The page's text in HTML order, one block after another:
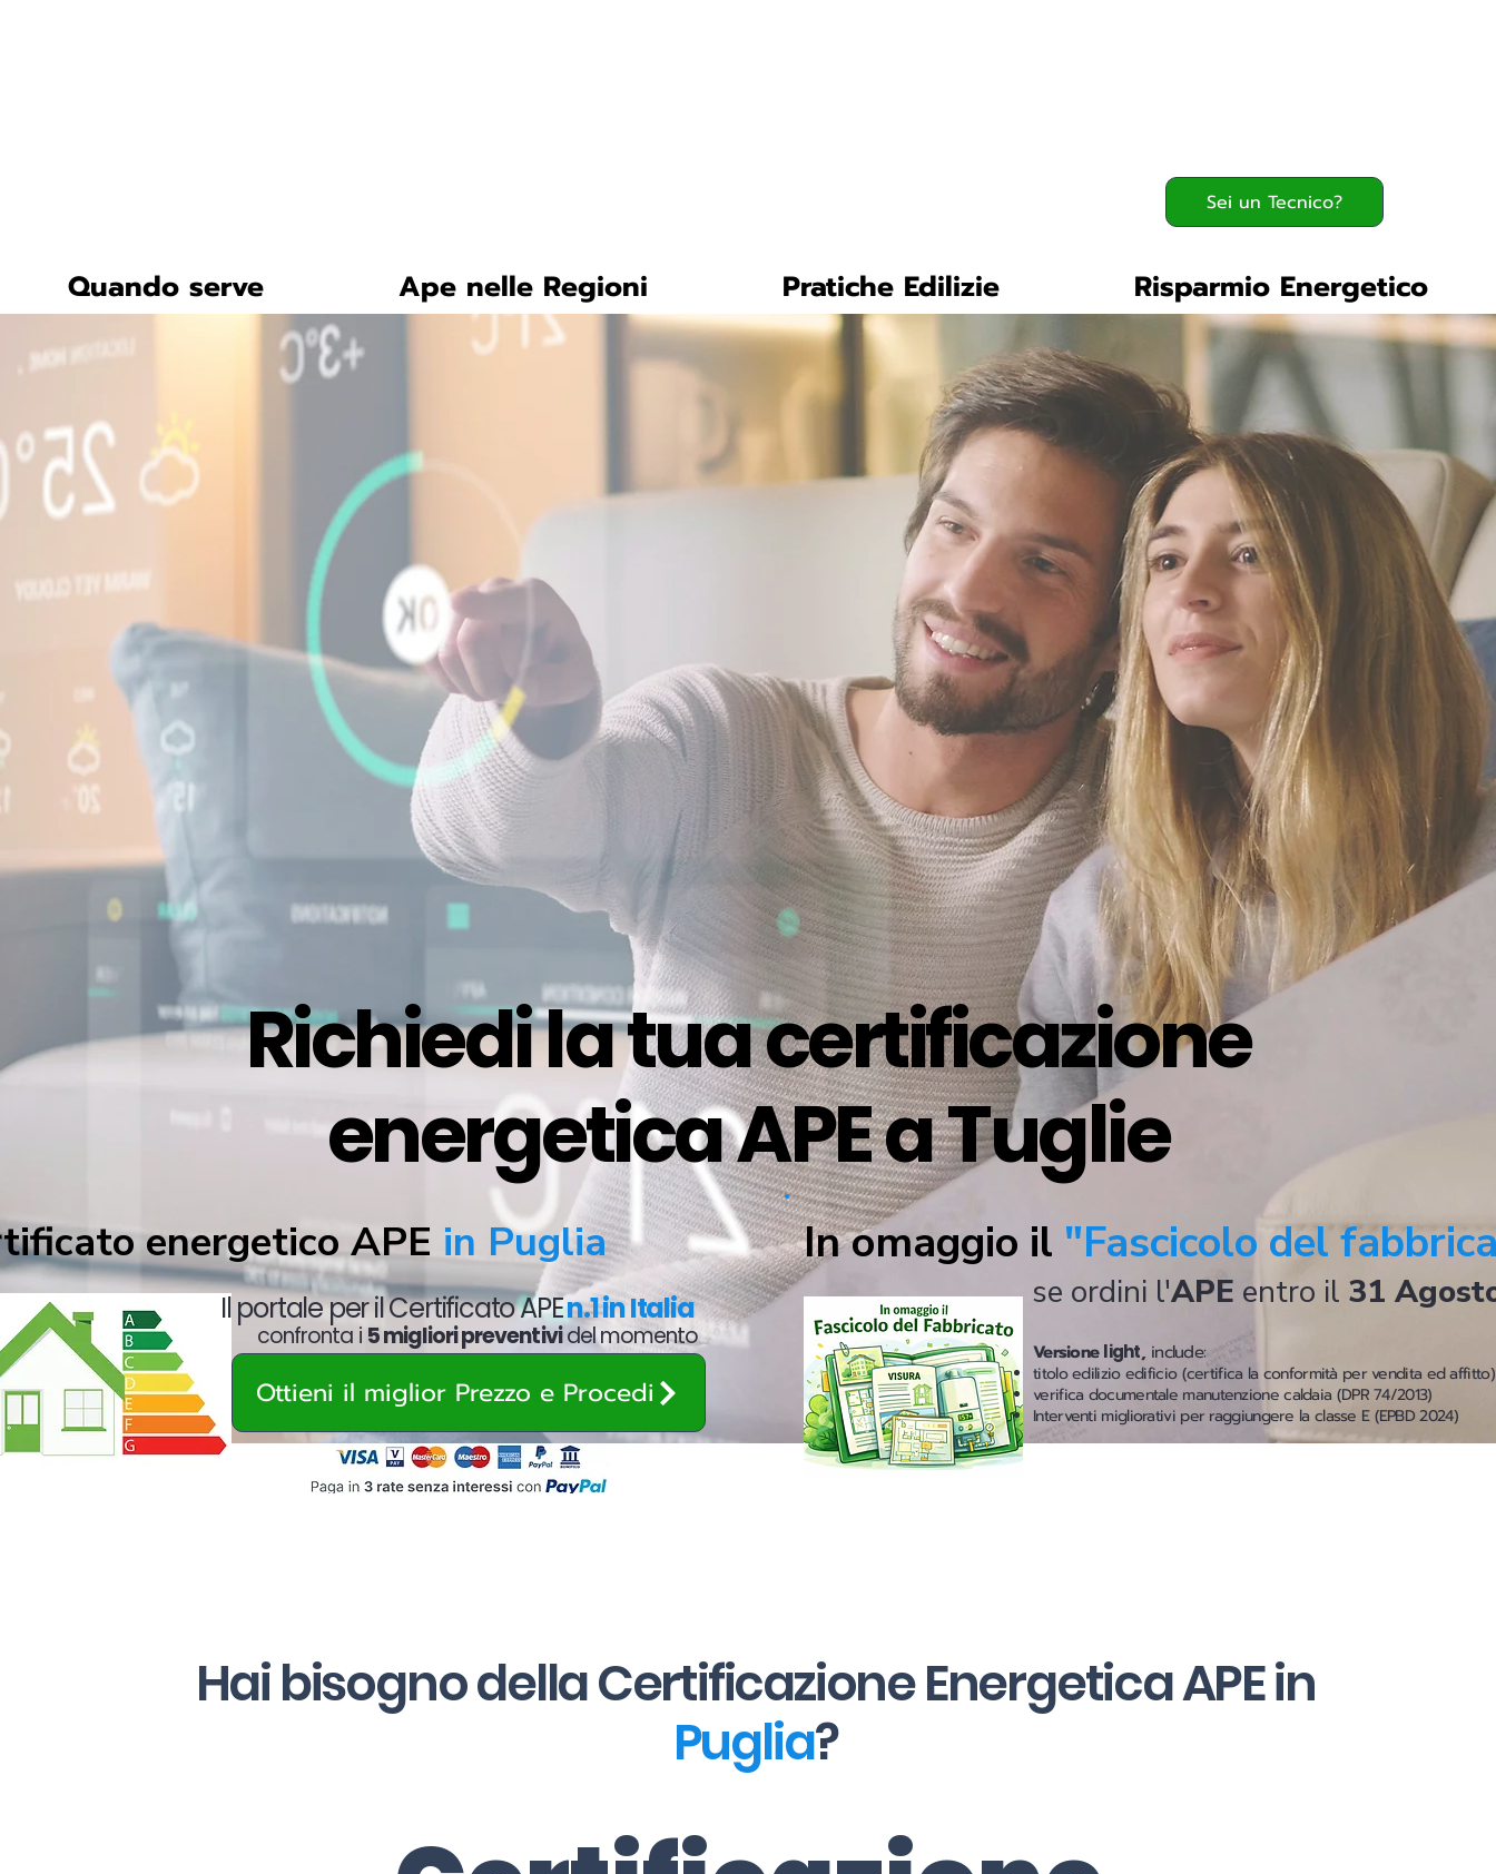
Sei un Tecnico?
Richiedi la tua certificazione
energetica APE a Tuglie
energetico APE in Puglia
Ottieni il miglior Prezzo e Procedi
Il portale per il Certificato APEn.1 in Italia
confronta i 5 migliori preventividel momento
In omaggio il "Fascicolo del
se ordini l'APE entro il 31
Versionelight,include:
titolo edilizio edificio (certifica la conformità per vendita ed affitto)
verifica documentale manutenzione caldaia (DPR 74/2013)
Interventi migliorativi per raggiungere la classe E (EPBD 2024)
Hai bisogno della Certificazione Energetica APE in
Puglia?
Quando serve Ape nelle Regioni Pratiche Edilizie Risparmio Energetico